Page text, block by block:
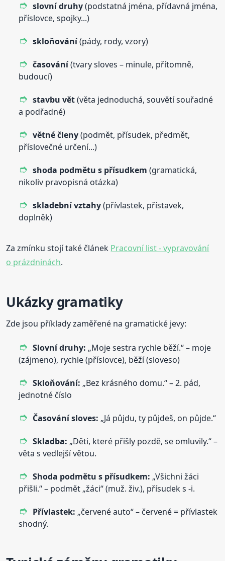
slovní druhy(podstatná jména, přídavná jména,
příslovce, spojky...)
skloňování(pády, rody, vzory)
časování(tvary sloves – minule, přítomně,
budoucí)
stavbu vět(věta jednoduchá, souvětí souřadné
a podřadné)
větné členy(podmět, přísudek, předmět,
příslovečné určení...)
shoda podmětu s přísudkem (gramatická,
nikoliv pravopisná otázka)
skladební vztahy(přívlastek, přístavek,
doplněk)
Za zmínku stojí také článek Pracovní list - vypravování
o prázdninách.
Ukázky gramatiky
Zde jsou příklady zaměřené na gramatické jevy:
Slovní druhy: „Moje sestra rychle běží.“ – moje
(zájmeno), rychle (příslovce), běží (sloveso)
Skloňování: „Bez krásného domu.“ – 2. pád,
jednotné číslo
Časování sloves: „Já půjdu, ty půjdeš, on půjde.“
Skladba: „Děti, které přišly pozdě, se omluvily.“ –
věta s vedlejší větou.
Shoda podmětu s přísudkem: „Všichni žáci
přišli.“ – podmět „žáci“ (muž. živ.), přísudek s -i.
Přívlastek: „červené auto“ – červené = přívlastek
shodný.